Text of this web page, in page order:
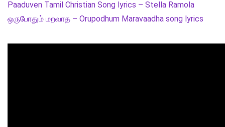
Paaduven Tamil Christian Song lyrics – Stella Ramola
ஒருபோதும் மறவாத – Orupodhum Maravaadha song lyrics